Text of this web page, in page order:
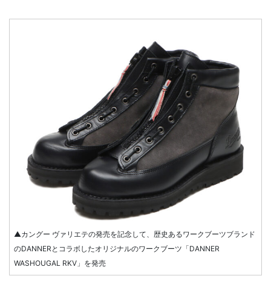
▲カングー ヴァリエテの発売を記念して、歴史あるワークブーツブランド
のDANNERとコラボしたオリジナルのワークブーツ「DANNER
WASHOUGAL RKV」を発売